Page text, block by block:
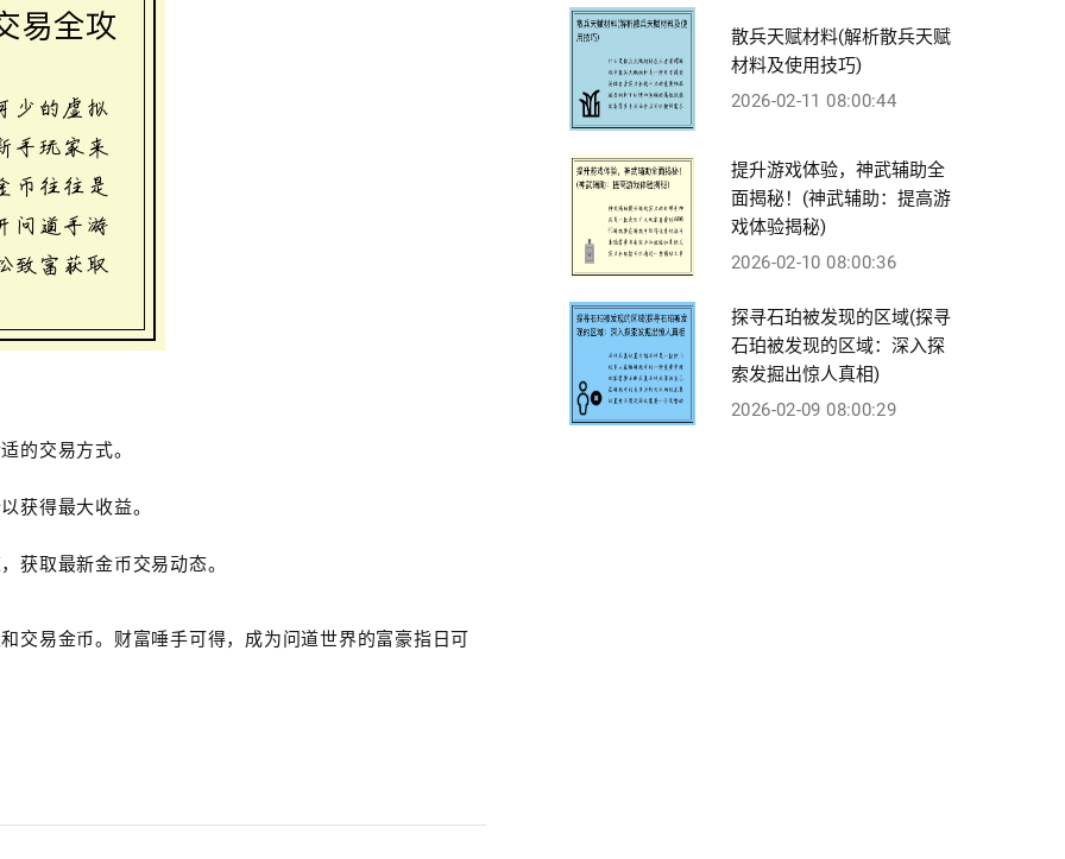
的交易方式。
获得最大收益。
获取最新金币交易动态。
交易金币。财富唾手可得，成为问道世界的富豪指日可
散兵天赋材料(解析散兵天赋
材料及使用技巧)
2026-02-11 08:00:44
提升游戏体验，神武辅助全
面揭秘！(神武辅助：提高游
戏体验揭秘)
2026-02-10 08:00:36
探寻石珀被发现的区域(探寻
石珀被发现的区域：深入探
索发掘出惊人真相)
2026-02-09 08:00:29